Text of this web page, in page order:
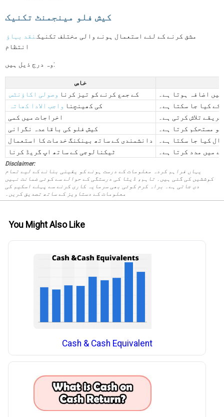
کیش فلو مینجمنٹ تکنیک
مشق کرنے کے لئے استعمال ہونے والی مختلف تکنیک نقد بہاؤ
انتظام
وہ درج ذیل ہیں:
خاص
کے جمع کرنے کو تیز کرنا وصولی اکاؤنٹس
اضافہ ہوتا ہے۔
کی کھینچنا واجب الادا کھاتہ
کیا جا سکتا ہے۔
اخراجات میں کمی
تلاش کرتی ہے۔
کیش فلو کی باقاعدہ نگرانی
مستحکم کرتا ہے۔
دانشمندی کے ساتھ بینکنگ خدمات کا استعمال
کیا جا سکتا ہے۔
ٹیکنالوجی کے ساتھ اپ گریڈ کرنا
میں مدد کرتا ہے۔
Disclaimer:
یہاں فراہم کردہ معلومات کے درست ہونے کو یقینی بنانے کے لیے تمام
کوششیں کی گئی ہیں۔ تاہم، ڈیٹا کی درستگی کے حوالے سے کوئی ضمانت نہیں
دی جاتی ہے۔ براہ کرم کوئی بھی سرمایہ کاری کرنے سے پہلے اسکیم کی
معلومات کے دستاویز کے ساتھ تصدیق کریں۔
You Might Also Like
Cash & Cash Equivalent